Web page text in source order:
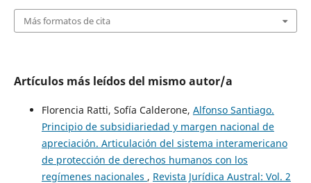
Más formatos de cita
Artículos más leídos del mismo autor/a
Florencia Ratti, Sofía Calderone, Alfonso Santiago.
Principio de subsidiariedad y margen nacional de
apreciación. Articulación del sistema interamericano
de protección de derechos humanos con los
regímenes nacionales , Revista Jurídica Austral: Vol. 2